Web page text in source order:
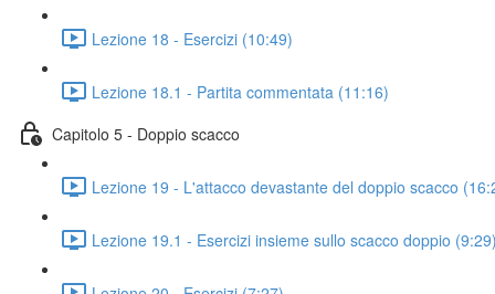
Lezione 18 - Esercizi (10:49)
Lezione 18.1 - Partita commentata (11:16)
Capitolo 5 - Doppio scacco
Lezione 19 - L'attacco devastante del doppio scacco
Lezione 19.1 - Esercizi insieme sullo scacco doppio (9:29)